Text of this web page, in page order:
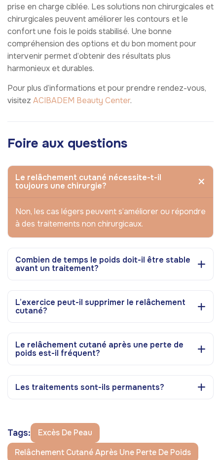
prise en charge ciblée. Les solutions non chirurgicales et
chirurgicales peuvent améliorer les contours et le
confort une fois le poids stabilisé. Une bonne
compréhension des options et du bon moment pour
intervenir permet d’obtenir des résultats plus
harmonieux et durables.
Pour plus d’informations et pour prendre rendez-vous,
visitez ACIBADEM Beauty Center.
Foire aux questions
Le relâchement cutané nécessite-t-il
toujours une chirurgie?
Non, les cas légers peuvent s’améliorer ou répondre
à des traitements non chirurgicaux.
Combien de temps le poids doit-il être stable
avant un traitement?
L’exercice peut-il supprimer le relâchement
cutané?
Le relâchement cutané après une perte de
poids est-il fréquent?
Les traitements sont-ils permanents?
Tags:
Excès De Peau
Relâchement Cutané Après Une Perte De Poids